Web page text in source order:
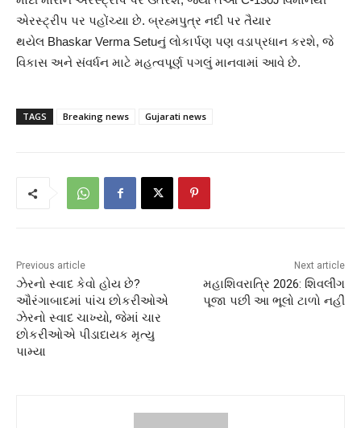
એરસ્ટ્રીપ પર પહોંચ્યા છે. બ્રહ્મપુત્ર નદી પર તૈયાર
થયેલ Bhaskar Verma Setuનું લોકાર્પણ પણ વડાપ્રધાન કરશે, જે
વિકાસ અને સંવર્ધન માટે મહત્વપૂર્ણ પગલું માનવામાં આવે છે.
TAGS Breaking news Gujarati news
Previous article
ઝેરનો સ્વાદ કેવો હોય છે?
ઔરંગાબાદમાં પાંચ છોકરીઓએ
ઝેરનો સ્વાદ ચાખ્યો, જેમાં ચાર
છોકરીઓએ પીડાદાયક મૃત્યુ
પામ્યા
Next article
મહાશિવરાત્રિ 2026: શિવલીંગ
પૂજા પછી આ ભૂલો ટાળો નહીં